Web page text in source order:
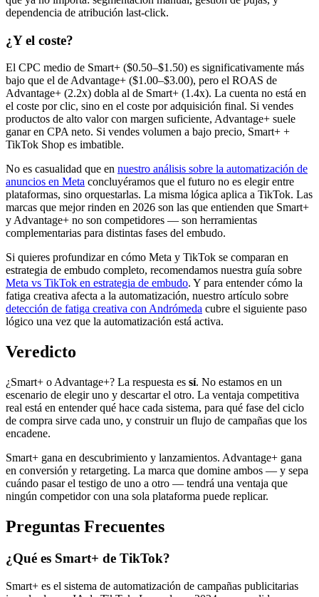
dependencia de atribución last-click.
¿Y el coste?
El CPC medio de Smart+ ($0.50–$1.50) es significativamente más
bajo que el de Advantage+ ($1.00–$3.00), pero el ROAS de
Advantage+ (2.2x) dobla al de Smart+ (1.4x). La cuenta no está en
el coste por clic, sino en el coste por adquisición final. Si vendes
productos de alto valor con margen suficiente, Advantage+ suele
ganar en CPA neto. Si vendes volumen a bajo precio, Smart+ +
TikTok Shop es imbatible.
No es casualidad que en nuestro análisis sobre la automatización de
anuncios en Meta concluyéramos que el futuro no es elegir entre
plataformas, sino orquestarlas. La misma lógica aplica a TikTok. Las
marcas que mejor rinden en 2026 son las que entienden que Smart+
y Advantage+ no son competidores — son herramientas
complementarias para distintas fases del embudo.
Si quieres profundizar en cómo Meta y TikTok se comparan en
estrategia de embudo completo, recomendamos nuestra guía sobre
Meta vs TikTok en estrategia de embudo. Y para entender cómo la
fatiga creativa afecta a la automatización, nuestro artículo sobre
detección de fatiga creativa con Andrómeda cubre el siguiente paso
lógico una vez que la automatización está activa.
Veredicto
¿Smart+ o Advantage+? La respuesta es sí. No estamos en un
escenario de elegir uno y descartar el otro. La ventaja competitiva
real está en entender qué hace cada sistema, para qué fase del ciclo
de compra sirve cada uno, y construir un flujo de campañas que los
encadene.
Smart+ gana en descubrimiento y lanzamientos. Advantage+ gana
en conversión y retargeting. La marca que domine ambos — y sepa
cuándo pasar el testigo de uno a otro — tendrá una ventaja que
ningún competidor con una sola plataforma puede replicar.
Preguntas Frecuentes
¿Qué es Smart+ de TikTok?
Smart+ es el sistema de automatización de campañas publicitarias